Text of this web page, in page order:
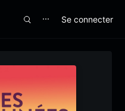
⋯ Se connecter